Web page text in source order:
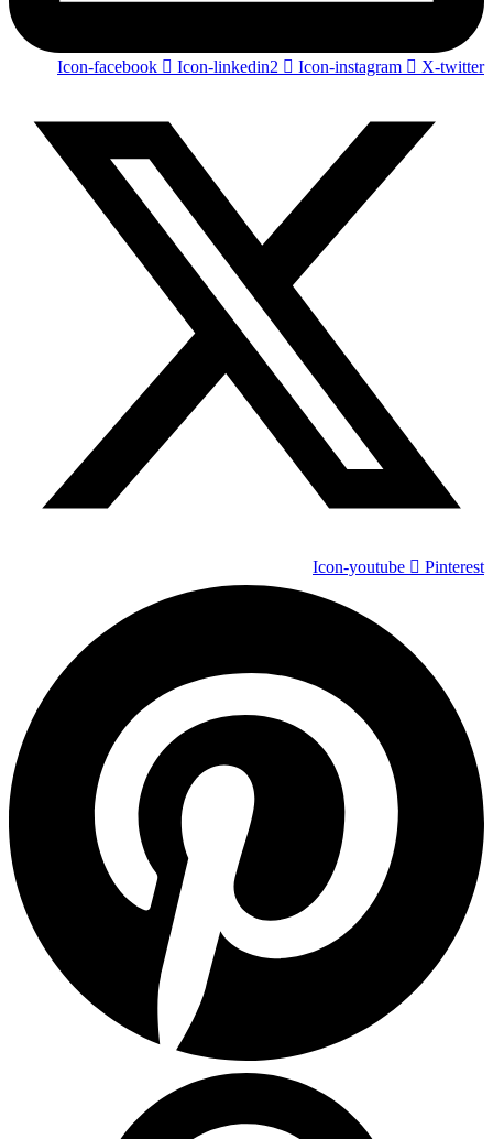
Icon-facebook Icon-linkedin2 Icon-instagram X-twitter
Icon-youtube Pinterest